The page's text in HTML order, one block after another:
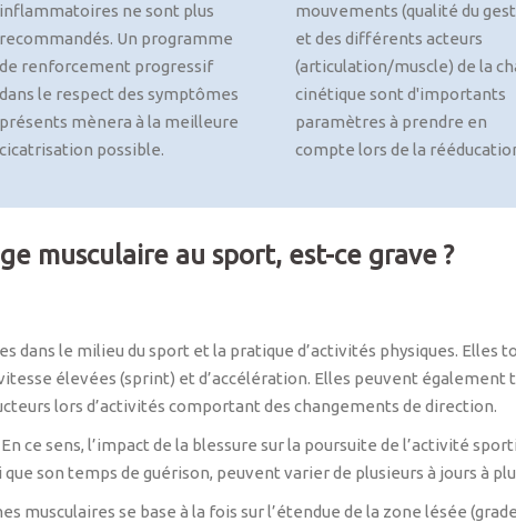
inflammatoires ne sont plus
recommandés. Un programme
de renforcement progressif
dans le respect des symptômes
présents mènera à la meilleure
cicatrisation possible.
mouvements (qualité du
et des différents acteurs
(articulation/muscle) de la
cinétique sont d'importants
paramètres à prendre en
compte lors de la
musculaire au sport, est-ce grave ?
dans le milieu du sport et la pratique d’activités physiques. Elles
élevées (sprint) et d’accélération. Elles peuvent également
lors d’activités comportant des changements de direction.
ce sens, l’impact de la blessure sur la poursuite de l’activité
son temps de guérison, peuvent varier de plusieurs à jours à
musculaires se base à la fois sur l’étendue de la zone lésée